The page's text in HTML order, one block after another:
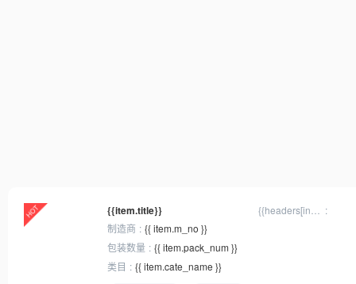
{{item.title}}
制造商
{{ item.m_no }}
包装数量
{{ item.pack_num }}
类目
{{ item.cate_name }}
{{headers[inx]